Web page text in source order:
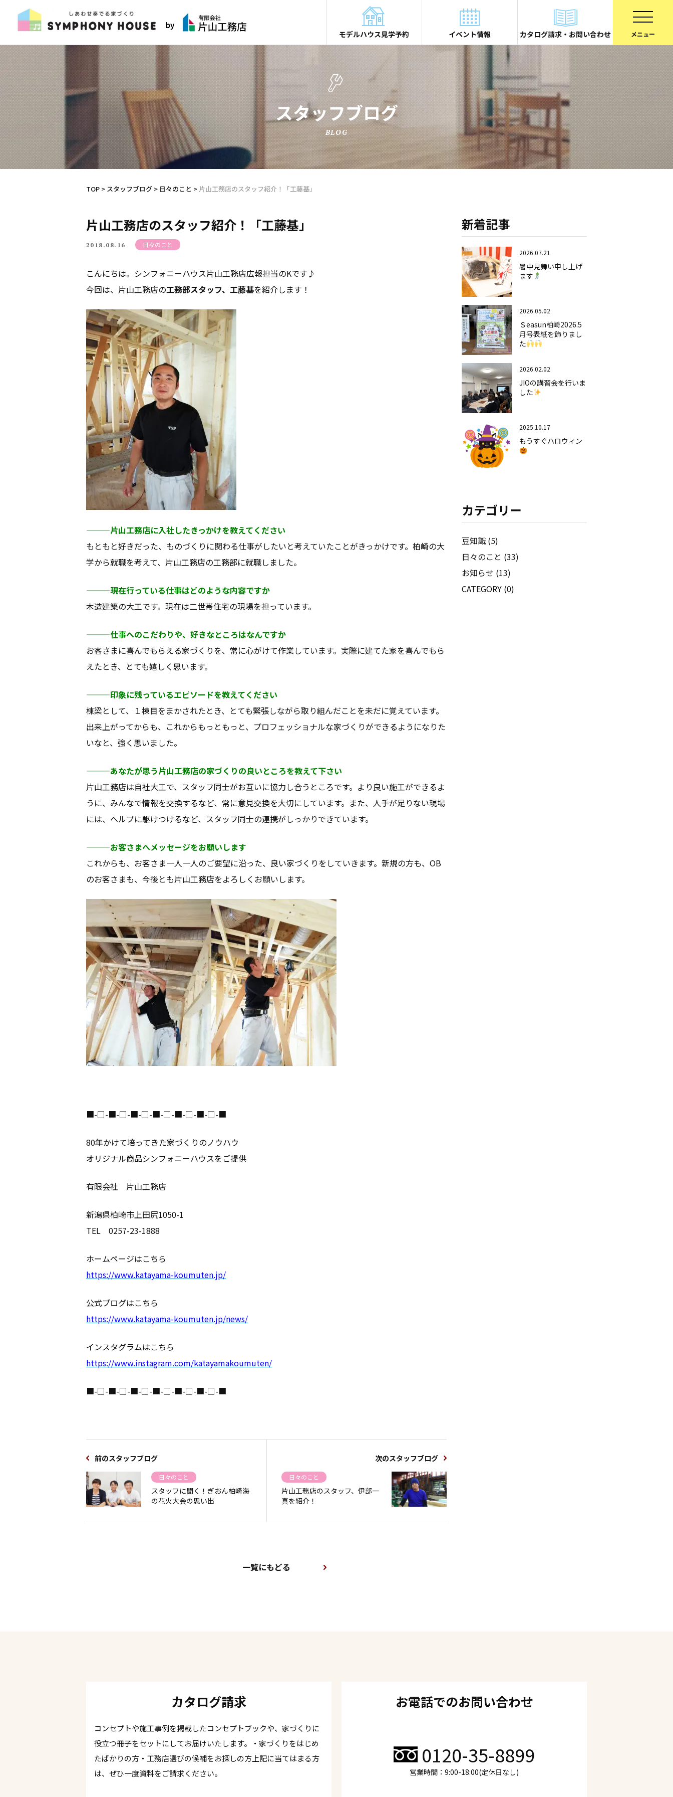
家づくりについて
建物について
ブランドラインアップ
お知らせ
施工事例
スタッフ紹介
コラム
会社概要
採用情報
モデルハウス見学予約 イベント情報 カタログ請求・お問い合わせ
スタッフブログ
BLOG
TOP > スタッフブログ > 日々のこと > 片山工務店のスタッフ紹介！「工藤基」
片山工務店のスタッフ紹介！「工藤基」
2018.08.16 日々のこと
こんにちは。シンフォニーハウス片山工務店広報担当のKです♪
今回は、片山工務店の工務部スタッフ、工藤基を紹介します！
———片山工務店に入社したきっかけを教えてください
もともと好きだった、ものづくりに関わる仕事がしたいと考えていたことがきっかけです。柏崎の大
学から就職を考えて、片山工務店の工務部に就職しました。
———現在行っている仕事はどのような内容ですか
木造建築の大工です。現在は二世帯住宅の現場を担っています。
———仕事へのこだわりや、好きなところはなんですか
お客さまに喜んでもらえる家づくりを、常に心がけて作業しています。実際に建てた家を喜んでもら
えたとき、とても嬉しく思います。
———印象に残っているエピソードを教えてください
棟梁として、１棟目をまかされたとき、とても緊張しながら取り組んだことを未だに覚えています。
出来上がってからも、これからもっともっと、プロフェッショナルな家づくりができるようになりた
いなと、強く思いました。
———あなたが思う片山工務店の家づくりの良いところを教えて下さい
片山工務店は自社大工で、スタッフ同士がお互いに協力し合うところです。より良い施工ができるよ
うに、みんなで情報を交換するなど、常に意見交換を大切にしています。また、人手が足りない現場
には、ヘルプに駆けつけるなど、スタッフ同士の連携がしっかりできています。
———お客さまへメッセージをお願いします
これからも、お客さま一人一人のご要望に沿った、良い家づくりをしていきます。新規の方も、OB
のお客さまも、今後とも片山工務店をよろしくお願いします。
■-□-■-□-■-□-■-□-■-□-■-□-■
80年かけて培ってきた家づくりのノウハウ
オリジナル商品シンフォニーハウスをご提供
有限会社 片山工務店
新潟県柏崎市上田尻1050-1
TEL 0257-23-1888
ホームページはこちら
https://www.katayama-koumuten.jp/
公式ブログはこちら
https://www.katayama-koumuten.jp/news/
インスタグラムはこちら
https://www.instagram.com/katayamakoumuten/
■-□-■-□-■-□-■-□-■-□-■-□-■
前のスタッフブログ
日々のこと
スタッフに聞く！ぎおん柏崎海
の花火大会の思い出
次のスタッフブログ
日々のこと
片山工務店のスタッフ、伊部一
真を紹介！
一覧にもどる
新着記事
2026.07.21
暑中見舞い申し上げ
ます
2026.05.02
Ｓeasun柏崎2026.5
月号表紙を飾りまし
た
2026.02.02
JIOの講習会を行いま
した
2025.10.17
もうすぐハロウィン
カテゴリー
豆知識 (5)
日々のこと (33)
お知らせ (13)
CATEGORY (0)
カタログ請求
コンセプトや施工事例を掲載したコンセプトブックや、家づくりに
役立つ冊子をセットにしてお届けいたします。・家づくりをはじめ
たばかりの方・工務店選びの候補をお探しの方上記に当てはまる方
は、ぜひ一度資料をご請求ください。
お電話でのお問い合わせ
0120-35-8899
営業時間：9:00-18:00(定休日なし)